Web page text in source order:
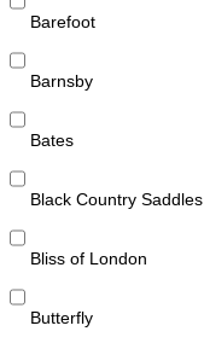
Barefoot
Barnsby
Bates
Black Country Saddles
Bliss of London
Butterfly